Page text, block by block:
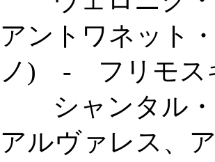
アントワネット
ノ) - フリモス
シャンタル・
アルヴァレス